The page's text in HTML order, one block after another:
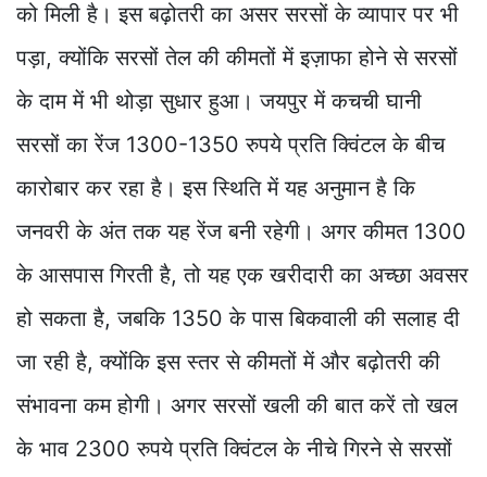
को मिली है। इस बढ़ोतरी का असर सरसों के व्यापार पर भी
पड़ा, क्योंकि सरसों तेल की कीमतों में इज़ाफा होने से सरसों
के दाम में भी थोड़ा सुधार हुआ। जयपुर में कचची घानी
सरसों का रेंज 1300-1350 रुपये प्रति क्विंटल के बीच
कारोबार कर रहा है। इस स्थिति में यह अनुमान है कि
जनवरी के अंत तक यह रेंज बनी रहेगी। अगर कीमत 1300
के आसपास गिरती है, तो यह एक खरीदारी का अच्छा अवसर
हो सकता है, जबकि 1350 के पास बिकवाली की सलाह दी
जा रही है, क्योंकि इस स्तर से कीमतों में और बढ़ोतरी की
संभावना कम होगी। अगर सरसों खली की बात करें तो खल
के भाव 2300 रुपये प्रति क्विंटल के नीचे गिरने से सरसों